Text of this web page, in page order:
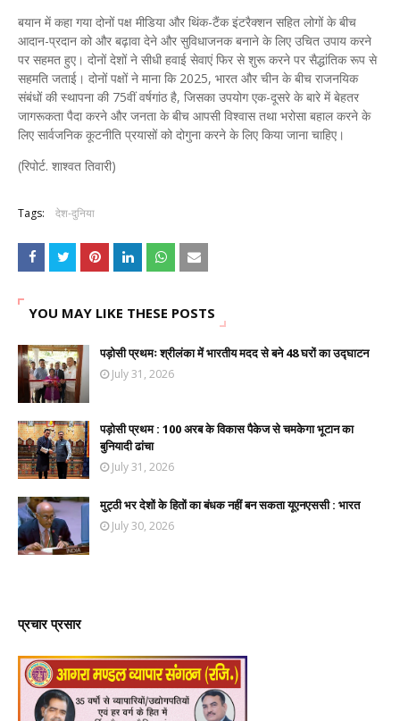
बयान में कहा गया दोनों पक्ष मीडिया और थिंक-टैंक इंटरैक्शन सहित लोगों के बीच
आदान-प्रदान को और बढ़ावा देने और सुविधाजनक बनाने के लिए उचित उपाय करने
पर सहमत हुए। दोनों देशों ने सीधी हवाई सेवाएं फिर से शुरू करने पर सैद्धांतिक रूप से
सहमति जताई। दोनों पक्षों ने माना कि 2025, भारत और चीन के बीच राजनयिक
संबंधों की स्थापना की 75वीं वर्षगांठ है, जिसका उपयोग एक-दूसरे के बारे में बेहतर
जागरूकता पैदा करने और जनता के बीच आपसी विश्वास तथा भरोसा बहाल करने के
लिए सार्वजनिक कूटनीति प्रयासों को दोगुना करने के लिए किया जाना चाहिए।
(रिपोर्ट. शाश्वत तिवारी)
Tags: देश-दुनिया
YOU MAY LIKE THESE POSTS
पड़ोसी प्रथमः श्रीलंका में भारतीय मदद से बने 48 घरों का उद्घाटन
July 31, 2026
पड़ोसी प्रथम : 100 अरब के विकास पैकेज से चमकेगा भूटान का
बुनियादी ढांचा
July 31, 2026
मुट्ठी भर देशों के हितों का बंधक नहीं बन सकता यूएनएससी : भारत
July 30, 2026
प्रचार प्रसार